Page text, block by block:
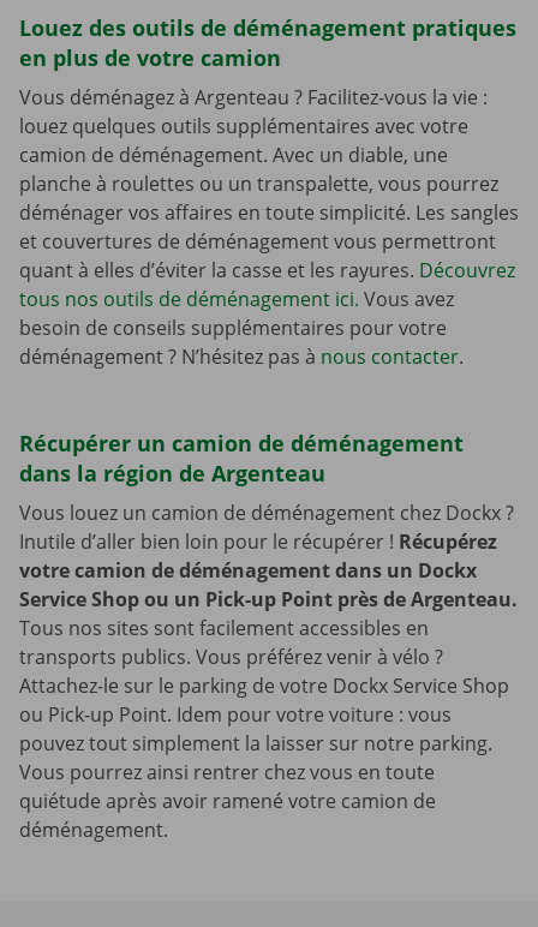
Louez des outils de déménagement pratiques
en plus de votre camion
Vous déménagez à Argenteau ? Facilitez-vous la vie :
louez quelques outils supplémentaires avec votre
camion de déménagement. Avec un diable, une
planche à roulettes ou un transpalette, vous pourrez
déménager vos affaires en toute simplicité. Les sangles
et couvertures de déménagement vous permettront
quant à elles d’éviter la casse et les rayures. Découvrez
tous nos outils de déménagement ici. Vous avez
besoin de conseils supplémentaires pour votre
déménagement ? N’hésitez pas à nous contacter.
Récupérer un camion de déménagement
dans la région de Argenteau
Vous louez un camion de déménagement chez Dockx ?
Inutile d’aller bien loin pour le récupérer ! Récupérez
votre camion de déménagement dans un Dockx
Service Shop ou un Pick-up Point près de Argenteau.
Tous nos sites sont facilement accessibles en
transports publics. Vous préférez venir à vélo ?
Attachez-le sur le parking de votre Dockx Service Shop
ou Pick-up Point. Idem pour votre voiture : vous
pouvez tout simplement la laisser sur notre parking.
Vous pourrez ainsi rentrer chez vous en toute
quiétude après avoir ramené votre camion de
déménagement.